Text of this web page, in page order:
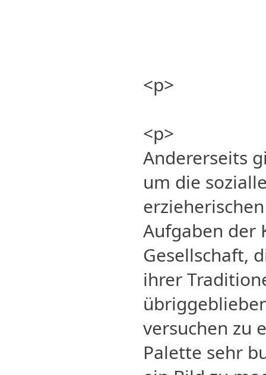
<p>
<p>
Andererseits
um die
Aufgaben der
Gesellschaft,
ihrer
versuchen zu
Palette sehr